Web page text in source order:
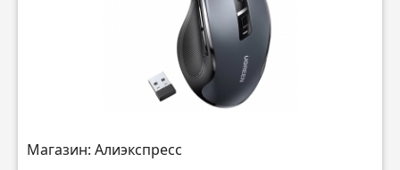
Магазин: Алиэкспресс